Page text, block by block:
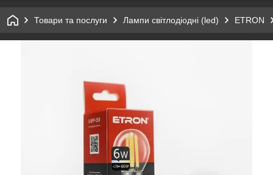
Товари та послуги Лампи світлодіодні (led) ETRON